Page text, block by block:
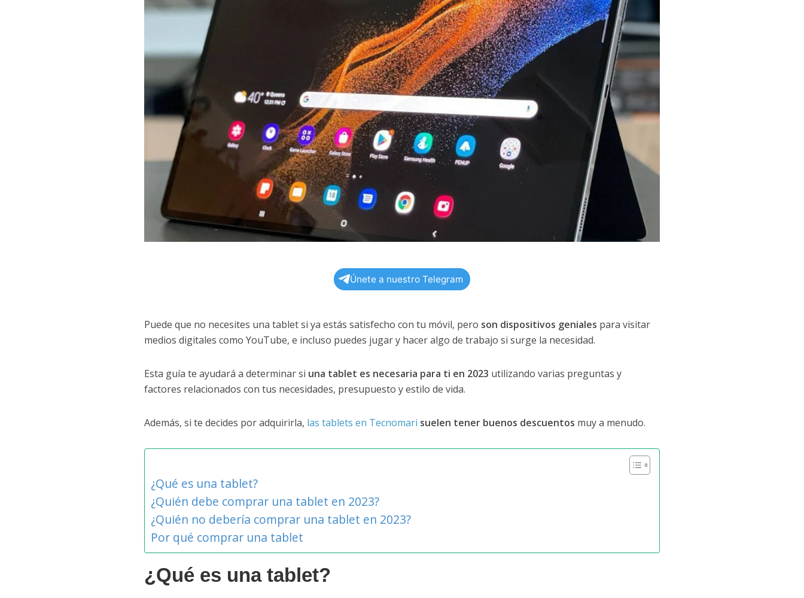
Únete a nuestro Telegram
Puede que no necesites una tablet si ya estás satisfecho con tu móvil, pero son dispositivos geniales para visitar
medios digitales como YouTube, e incluso puedes jugar y hacer algo de trabajo si surge la necesidad.
Esta guía te ayudará a determinar si una tablet es necesaria para ti en 2023 utilizando varias preguntas y
factores relacionados con tus necesidades, presupuesto y estilo de vida.
Además, si te decides por adquirirla, las tablets en Tecnomari suelen tener buenos descuentos muy a menudo.
¿Qué es una tablet?
¿Quién debe comprar una tablet en 2023?
¿Quién no debería comprar una tablet en 2023?
Por qué comprar una tablet
¿Qué es una tablet?